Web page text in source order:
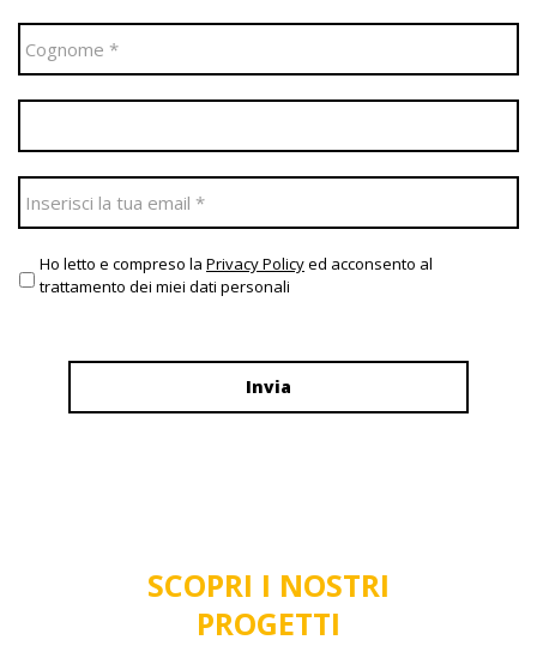
Ho letto e compreso la Privacy Policyed acconsento al
trattamento dei miei dati personali
SCOPRI I NOSTRI
PROGETTI